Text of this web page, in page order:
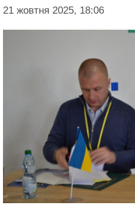
21 жовтня 2025, 18:06